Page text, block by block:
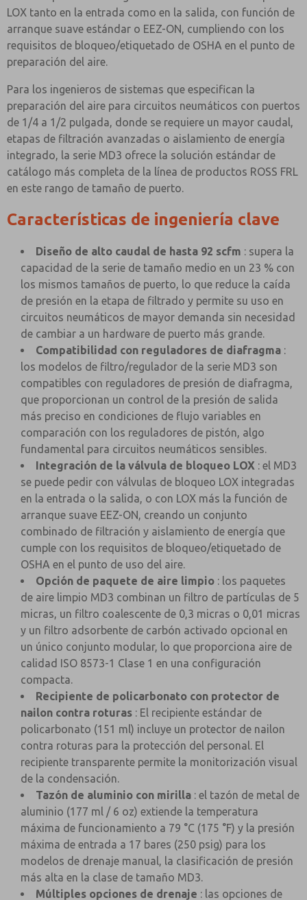
LOX tanto en la entrada como en la salida, con función de
arranque suave estándar o EEZ-ON, cumpliendo con los
requisitos de bloqueo/etiquetado de OSHA en el punto de
preparación del aire.
Para los ingenieros de sistemas que especifican la
preparación del aire para circuitos neumáticos con puertos
de 1/4 a 1/2 pulgada, donde se requiere un mayor caudal,
etapas de filtración avanzadas o aislamiento de energía
integrado, la serie MD3 ofrece la solución estándar de
catálogo más completa de la línea de productos ROSS FRL
en este rango de tamaño de puerto.
Características de ingeniería clave
Diseño de alto caudal de hasta 92 scfm : supera la
capacidad de la serie de tamaño medio en un 23 % con
los mismos tamaños de puerto, lo que reduce la caída
de presión en la etapa de filtrado y permite su uso en
circuitos neumáticos de mayor demanda sin necesidad
de cambiar a un hardware de puerto más grande.
Compatibilidad con reguladores de diafragma :
los modelos de filtro/regulador de la serie MD3 son
compatibles con reguladores de presión de diafragma,
que proporcionan un control de la presión de salida
más preciso en condiciones de flujo variables en
comparación con los reguladores de pistón, algo
fundamental para circuitos neumáticos sensibles.
Integración de la válvula de bloqueo LOX : el MD3
se puede pedir con válvulas de bloqueo LOX integradas
en la entrada o la salida, o con LOX más la función de
arranque suave EEZ-ON, creando un conjunto
combinado de filtración y aislamiento de energía que
cumple con los requisitos de bloqueo/etiquetado de
OSHA en el punto de uso del aire.
Opción de paquete de aire limpio : los paquetes
de aire limpio MD3 combinan un filtro de partículas de 5
micras, un filtro coalescente de 0,3 micras o 0,01 micras
y un filtro adsorbente de carbón activado opcional en
un único conjunto modular, lo que proporciona aire de
calidad ISO 8573-1 Clase 1 en una configuración
compacta.
Recipiente de policarbonato con protector de
nailon contra roturas : El recipiente estándar de
policarbonato (151 ml) incluye un protector de nailon
contra roturas para la protección del personal. El
recipiente transparente permite la monitorización visual
de la condensación.
Tazón de aluminio con mirilla : el tazón de metal de
aluminio (177 ml / 6 oz) extiende la temperatura
máxima de funcionamiento a 79 °C (175 °F) y la presión
máxima de entrada a 17 bares (250 psig) para los
modelos de drenaje manual, la clasificación de presión
más alta en la clase de tamaño MD3.
Múltiples opciones de drenaje : las opciones de